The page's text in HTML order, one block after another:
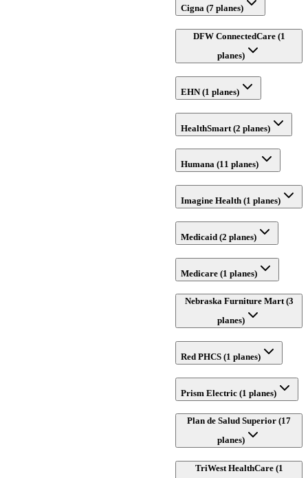
Cigna (7 planes)
DFW ConnectedCare (1
planes)
EHN (1 planes)
HealthSmart (2 planes)
Humana (11 planes)
Imagine Health (1 planes)
Medicaid (2 planes)
Medicare (1 planes)
Nebraska Furniture Mart (3
planes)
Red PHCS (1 planes)
Prism Electric (1 planes)
Plan de Salud Superior (17
planes)
TriWest HealthCare (1